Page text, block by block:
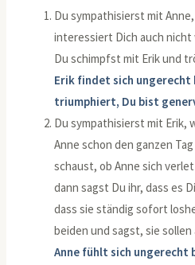
Du sympathisierst mit
interessiert Dich auch
Du schimpfst mit Erik und
Erik findet sich ungerecht
triumphiert, Du bist
Du sympathisierst mit Erik,
Anne schon den ganzen
schaust, ob Anne sich
dann sagst Du ihr, dass es
dass sie ständig sofort
beiden und sagst, sie
Anne fühlt sich ungerecht